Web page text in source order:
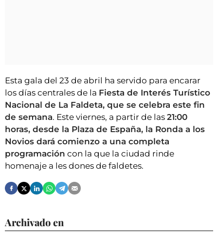
Esta gala del 23 de abril ha servido para encarar
los días centrales de la Fiesta de Interés Turístico
Nacional de La Faldeta, que se celebra este fin
de semana. Este viernes, a partir de las 21:00
horas, desde la Plaza de España, la Ronda a los
Novios dará comienzo a una completa
programación con la que la ciudad rinde
homenaje a les dones de faldetes.
Archivado en